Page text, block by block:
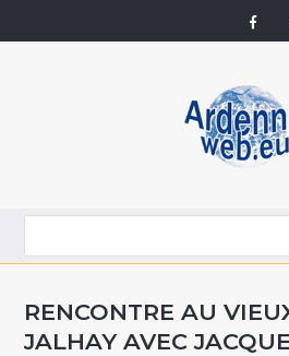
RENCONTRE AU
JALHAY AVEC